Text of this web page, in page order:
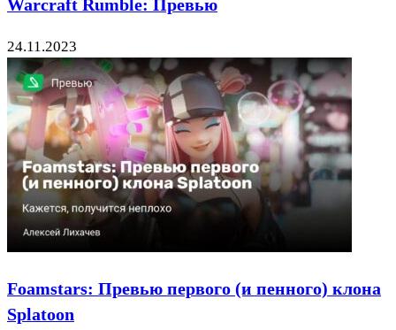
Warcraft Rumble: Превью
24.11.2023
Foamstars: Превью первого (и пенного) клона
Splatoon